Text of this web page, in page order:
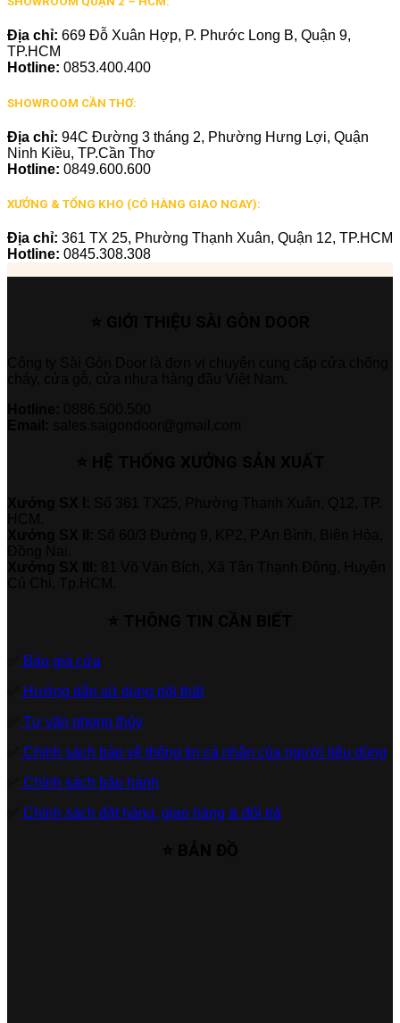
Địa chỉ: 669 Đỗ Xuân Hợp, P. Phước Long B, Quận 9,
TP.HCM
Hotline: 0853.400.400
SHOWROOM CẦN THƠ:
Địa chỉ: 94C Đường 3 tháng 2, Phường Hưng Lợi, Quận
Ninh Kiều, TP.Cần Thơ
Hotline: 0849.600.600
XƯỞNG & TỔNG KHO (CÓ HÀNG GIAO NGAY):
Địa chỉ: 361 TX 25, Phường Thạnh Xuân, Quận 12, TP.HCM
Hotline: 0845.308.308
Báo giá cửa
Hướng dẫn sử dụng nội thất
Tư vấn phong thủy
Chính sách bảo vệ thông tin cá nhân của người tiêu dùng
Chính sách bảo hành
Chính sách đặt hàng, giao hàng & đổi trả